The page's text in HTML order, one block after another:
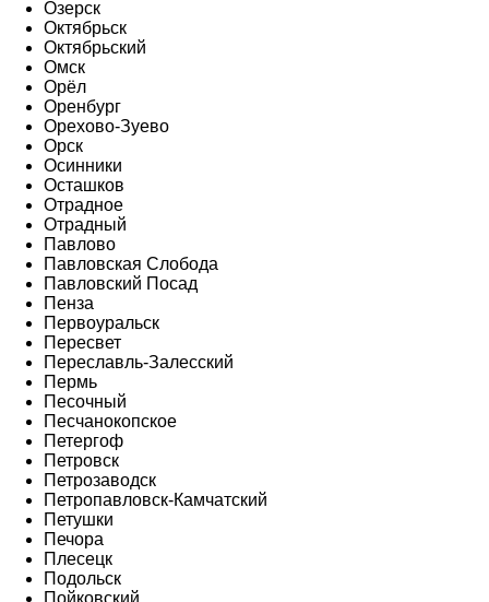
Озерск
Октябрьск
Октябрьский
Омск
Орёл
Оренбург
Орехово-Зуево
Орск
Осинники
Осташков
Отрадное
Отрадный
Павлово
Павловская Слобода
Павловский Посад
Пенза
Первоуральск
Пересвет
Переславль-Залесский
Пермь
Песочный
Песчанокопское
Петергоф
Петровск
Петрозаводск
Петропавловск-Камчатский
Петушки
Печора
Плесецк
Подольск
Пойковский